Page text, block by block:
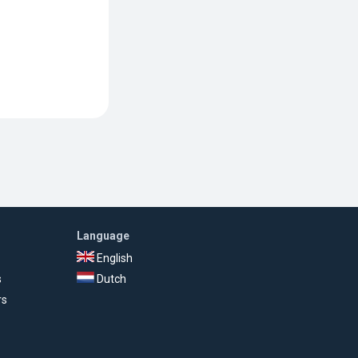
Language
English
Dutch